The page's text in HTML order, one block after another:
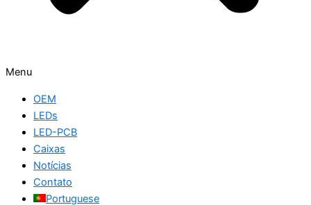
Menu
OEM
LEDs
LED-PCB
Caixas
Notícias
Contato
Portuguese